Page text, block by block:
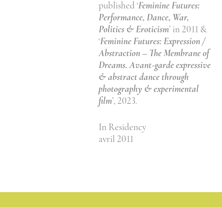
published ‘Feminine Futures:
Performance, Dance, War,
Politics & Eroticism’ in 2011 &
‘Feminine Futures: Expression /
Abstraction – The Membrane of
Dreams. Avant-garde expressive
& abstract dance through
photography & experimental
film’, 2023.
In Residency
avril 2011